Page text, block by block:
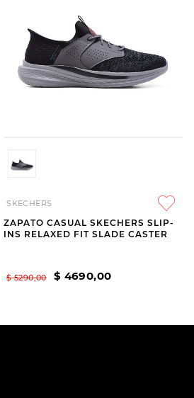
SKECHERS
ZAPATO CASUAL SKECHERS SLIP-
INS RELAXED FIT SLADE CASTER
$ 5290,00 $ 4690,00